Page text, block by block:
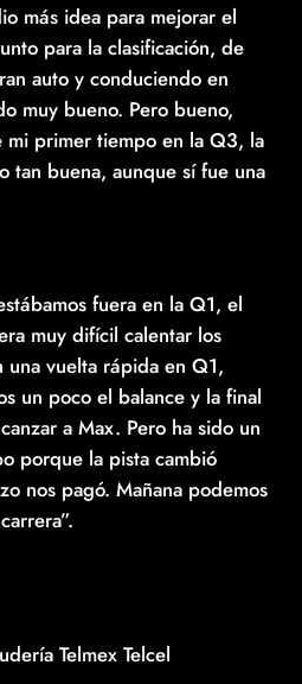
más idea para mejorar el
para la clasificación, de
auto y conduciendo en
muy bueno. Pero bueno,
primer tiempo en la Q3, la
tan buena, aunque sí fue una
fuera en la Q1, el
muy difícil calentar los
una vuelta rápida en Q1,
un poco el balance y la final
a Max. Pero ha sido un
porque la pista cambió
nos pagó. Mañana podemos
Telmex Telcel